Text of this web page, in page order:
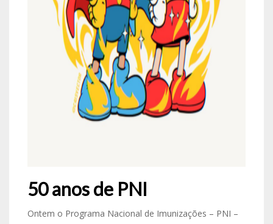
50 anos de PNI
Ontem o Programa Nacional de Imunizações – PNI –